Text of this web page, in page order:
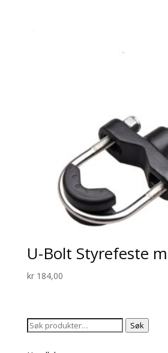
U-Bolt Styrefeste
kr184,00
Søk
Søk